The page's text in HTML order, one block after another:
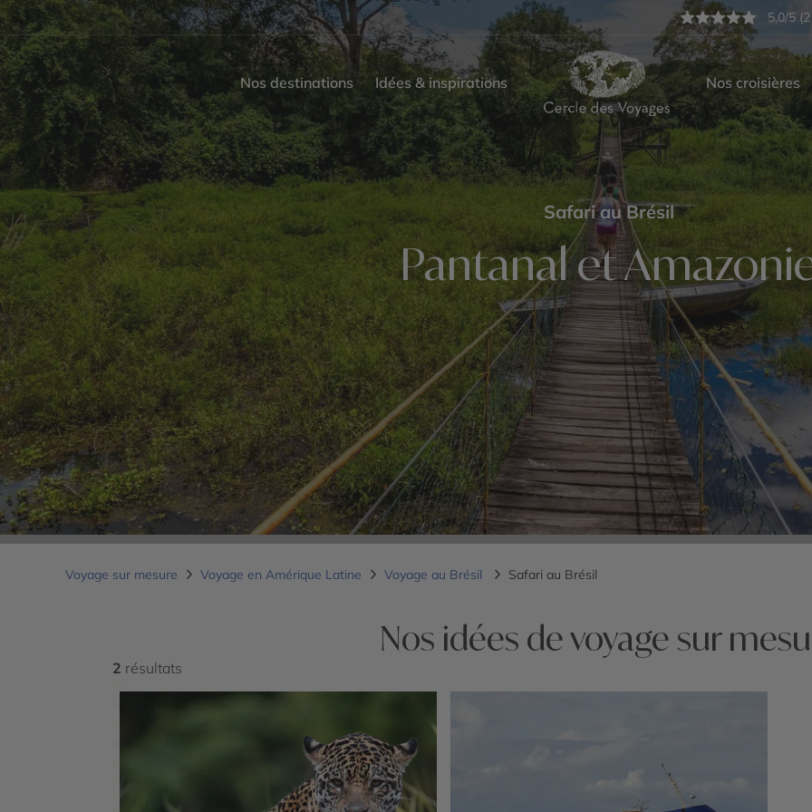
5,0/5
Nos destinations Idées & inspirations Nos croisières
Safari au Brésil
Pantanal et
Voyage sur mesure Voyage en Amérique Latine Voyage au Brésil Safari au Brésil
Nos idées de voyage sur
2 résultats